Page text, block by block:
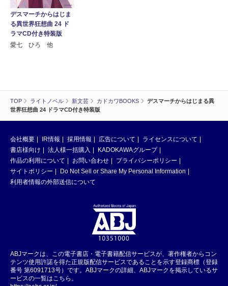
TOP ライトノベル 新文芸 カドカワBOOKS
デスマーチからはじまる異
世界狂想曲 24 ドラマCD付き特装版
デスマーチからはじま
る異世界狂想曲 24 ド
ラマCD付き特装版
愛七 ひろ 他
会社概要 IR情報 採用情報 広告について
ライセンスについて
書店様向け
法人様一括購入
KADOKAWAグループ
作品の利用について
お問い合わせ
プライバシーポリシー
サイトポリシー
Do Not Sell or Share My Personal Information
利用者情報の外部送信について
ABJマークは、この電子書店・電子書籍配信サービスが、著作権者からコン
テンツ使用許諾を得た正規版配信サービスであることを示す登録商標（登録
番号 第6091713号）です。ABJマークの詳細、ABJマークを掲示しているサ
ービスの一覧はこちら。